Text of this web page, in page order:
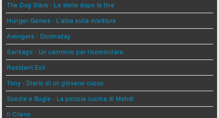
The Dog Stars - Le stelle dopo la fine
Hunger Games - L'alba sulla mietitura
Avengers - Doomsday
Santiago - Un cammino per ricominciare
Resident Evil
Tony - Diario di un giovane cuoco
Spezie e Bugie - La piccola cucina di Mehdi
Il Cileno